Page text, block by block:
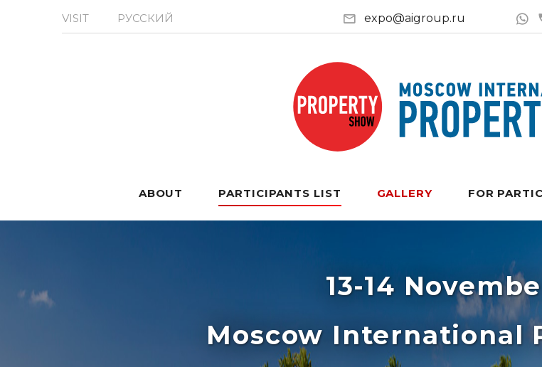
VISIT РУССКИЙ expo@aigroup.ru
ABOUT PARTICIPANTS LIST GALLERY FOR
13-14
Moscow International